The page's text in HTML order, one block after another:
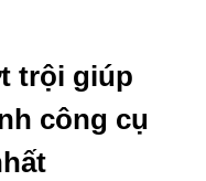
trội giúp
công cụ